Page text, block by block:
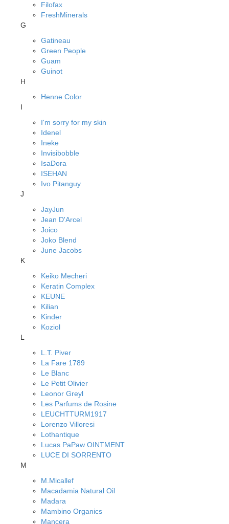
Filofax
FreshMinerals
G
Gatineau
Green People
Guam
Guinot
H
Henne Color
I
I'm sorry for my skin
Idenel
Ineke
Invisibobble
IsaDora
ISEHAN
Ivo Pitanguy
J
JayJun
Jean D'Arcel
Joico
Joko Blend
June Jacobs
K
Keiko Mecheri
Keratin Complex
KEUNE
Kilian
Kinder
Koziol
L
L.T. Piver
La Fare 1789
Le Blanc
Le Petit Olivier
Leonor Greyl
Les Parfums de Rosine
LEUCHTTURM1917
Lorenzo Villoresi
Lothantique
Lucas PaPaw OINTMENT
LUCE DI SORRENTO
M
M.Micallef
Macadamia Natural Oil
Madara
Mambino Organics
Mancera